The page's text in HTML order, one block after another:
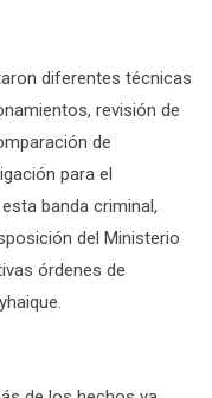
diferentes técnicas
revisión de
de
para el
banda criminal,
del Ministerio
órdenes de